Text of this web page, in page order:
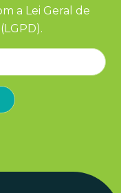
a Lei Geral de